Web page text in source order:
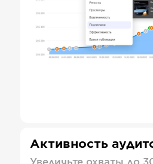
Активность